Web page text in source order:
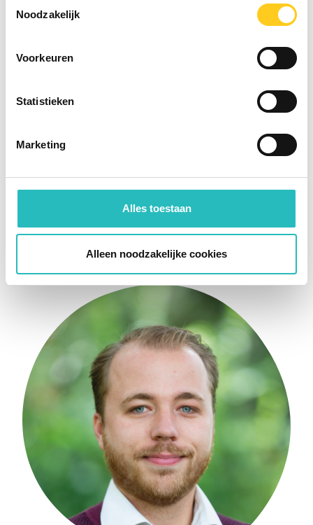
Noodzakelijk
Voorkeuren
Statistieken
Marketing
Alles toestaan
Alleen noodzakelijke cookies
Gert-Jan van den Eijnden
Project Management Consultant